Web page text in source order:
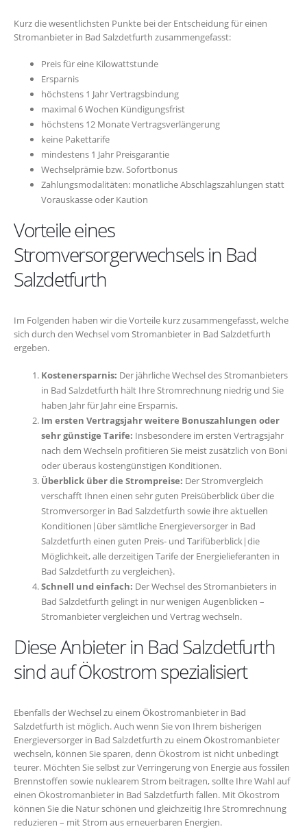
Kurz die wesentlichsten Punkte bei der Entscheidung für einen
Stromanbieter in Bad Salzdetfurth zusammengefasst:
Preis für eine Kilowattstunde
Ersparnis
höchstens 1 Jahr Vertragsbindung
maximal 6 Wochen Kündigungsfrist
höchstens 12 Monate Vertragsverlängerung
keine Pakettarife
mindestens 1 Jahr Preisgarantie
Wechselprämie bzw. Sofortbonus
Zahlungsmodalitäten: monatliche Abschlagszahlungen statt
Vorauskasse oder Kaution
Vorteile eines
Stromversorgerwechsels in Bad
Salzdetfurth
Im Folgenden haben wir die Vorteile kurz zusammengefasst, welche
sich durch den Wechsel vom Stromanbieter in Bad Salzdetfurth
ergeben.
Kostenersparnis: Der jährliche Wechsel des Stromanbieters
in Bad Salzdetfurth hält Ihre Stromrechnung niedrig und Sie
haben Jahr für Jahr eine Ersparnis.
Im ersten Vertragsjahr weitere Bonuszahlungen oder
sehr günstige Tarife: Insbesondere im ersten Vertragsjahr
nach dem Wechseln profitieren Sie meist zusätzlich von Boni
oder überaus kostengünstigen Konditionen.
Überblick über die Strompreise: Der Stromvergleich
verschafft Ihnen einen sehr guten Preisüberblick über die
Stromversorger in Bad Salzdetfurth sowie ihre aktuellen
Konditionen|über sämtliche Energieversorger in Bad
Salzdetfurth einen guten Preis- und Tarifüberblick|die
Möglichkeit, alle derzeitigen Tarife der Energielieferanten in
Bad Salzdetfurth zu vergleichen}.
Schnell und einfach: Der Wechsel des Stromanbieters in
Bad Salzdetfurth gelingt in nur wenigen Augenblicken –
Stromanbieter vergleichen und Vertrag wechseln.
Diese Anbieter in Bad Salzdetfurth
sind auf Ökostrom spezialisiert
Ebenfalls der Wechsel zu einem Ökostromanbieter in Bad
Salzdetfurth ist möglich. Auch wenn Sie von Ihrem bisherigen
Energieversorger in Bad Salzdetfurth zu einem Ökostromanbieter
wechseln, können Sie sparen, denn Ökostrom ist nicht unbedingt
teurer. Möchten Sie selbst zur Verringerung von Energie aus fossilen
Brennstoffen sowie nuklearem Strom beitragen, sollte Ihre Wahl auf
einen Ökostromanbieter in Bad Salzdetfurth fallen. Mit Ökostrom
können Sie die Natur schönen und gleichzeitig Ihre Stromrechnung
reduzieren – mit Strom aus erneuerbaren Energien.